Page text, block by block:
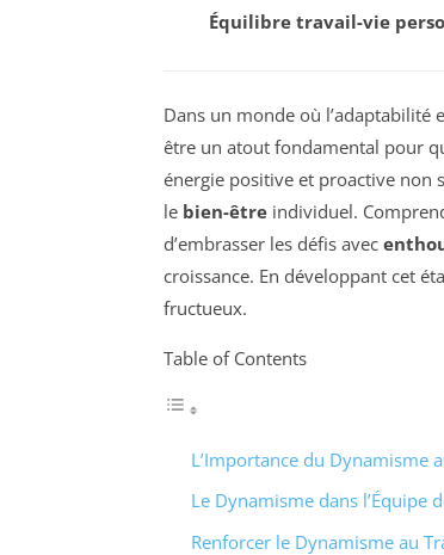
Équilibre travail-vie
Dans un monde où l’adaptabilité
être un atout fondamental pour
énergie positive et proactive non
le bien-être individuel.
d’embrasser les défis avec
croissance. En développant cet
fructueux.
Table of Contents
L’Importance du Dynamisme
Le Dynamisme dans l’Équipe
Renforcer le Dynamisme au